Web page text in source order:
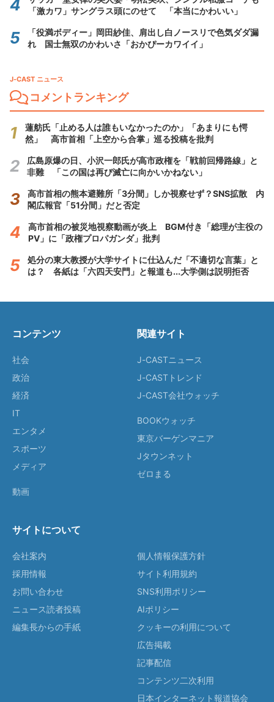
「激カワ」サングラス頭にのせて 「本当にかわいい」
「役満ボディー」岡田紗佳、肩出し白ノースリで色気ダダ漏
れ 国士無双のかわいさ「おかぴーカワイイ」
J-CAST ニュース
コメントランキング
蓮舫氏「止める人は誰もいなかったのか」「あまりにも愕
然」 高市首相「上空から合掌」巡る投稿を批判
広島原爆の日、小沢一郎氏が高市政権を「戦前回帰路線」と
非難 「この国は再び滅亡に向かいかねない」
高市首相の熊本避難所「3分間」しか視察せず？SNS拡散 内
閣広報官「51分間」だと否定
高市首相の被災地視察動画が炎上 BGM付き「総理が主役の
PV」に「政権プロパガンダ」批判
処分の東大教授が大学サイトに仕込んだ「不適切な言葉」と
は？ 各紙は「六四天安門」と報道も...大学側は説明拒否
コンテンツ
社会
政治
経済
IT
エンタメ
スポーツ
メディア
動画
関連サイト
J-CASTニュース
J-CASTトレンド
J-CAST会社ウォッチ
BOOKウォッチ
東京バーゲンマニア
Jタウンネット
ゼロまる
サイトについて
会社案内
採用情報
お問い合わせ
ニュース読者投稿
編集長からの手紙
個人情報保護方針
サイト利用規約
SNS利用ポリシー
AIポリシー
クッキーの利用について
広告掲載
記事配信
コンテンツ二次利用
日本インターネット報道協会